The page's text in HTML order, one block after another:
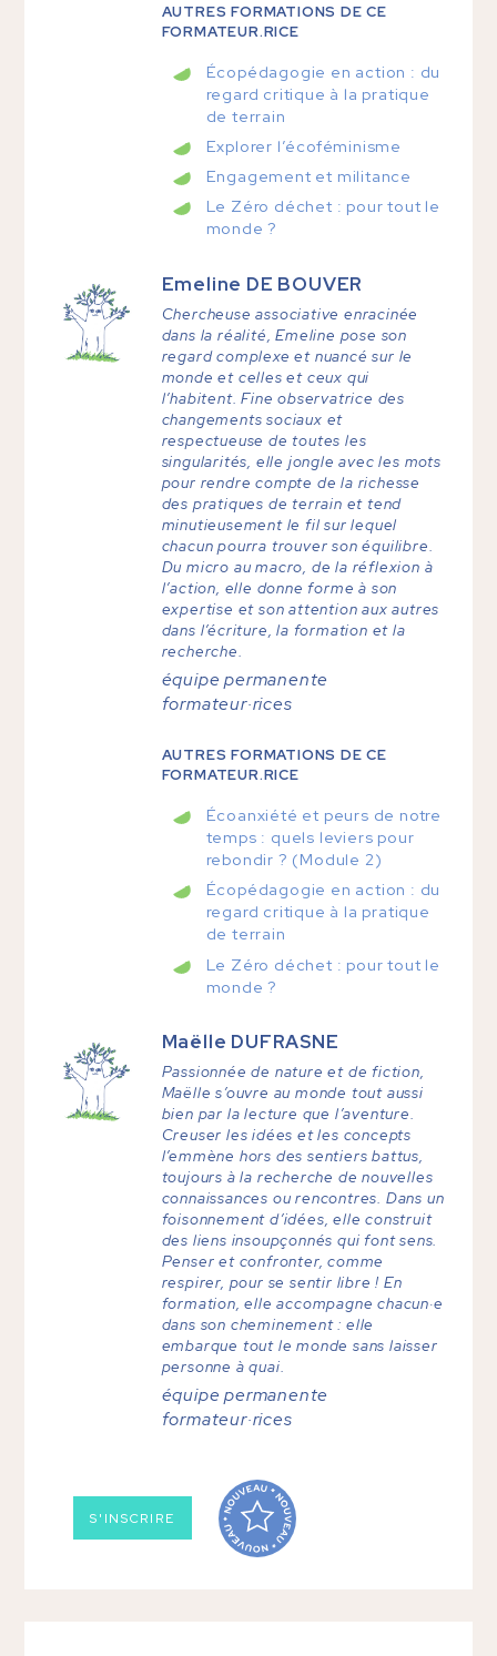
AUTRES FORMATIONS DE CE
FORMATEUR.RICE
Écopédagogie en action : du
regard critique à la pratique
de terrain
Explorer l’écoféminisme
Engagement et militance
Le Zéro déchet : pour tout le
monde ?
Emeline DE BOUVER
Chercheuse associative enracinée
dans la réalité, Emeline pose son
regard complexe et nuancé sur le
monde et celles et ceux qui
l’habitent. Fine observatrice des
changements sociaux et
respectueuse de toutes les
singularités, elle jongle avec les mots
pour rendre compte de la richesse
des pratiques de terrain et tend
minutieusement le fil sur lequel
chacun pourra trouver son équilibre.
Du micro au macro, de la réflexion à
l’action, elle donne forme à son
expertise et son attention aux autres
dans l’écriture, la formation et la
recherche.
équipe permanente
formateur·rices
AUTRES FORMATIONS DE CE
FORMATEUR.RICE
Écoanxiété et peurs de notre
temps : quels leviers pour
rebondir ? (Module 2)
Écopédagogie en action : du
regard critique à la pratique
de terrain
Le Zéro déchet : pour tout le
monde ?
Maëlle DUFRASNE
Passionnée de nature et de fiction,
Maëlle s’ouvre au monde tout aussi
bien par la lecture que l’aventure.
Creuser les idées et les concepts
l’emmène hors des sentiers battus,
toujours à la recherche de nouvelles
connaissances ou rencontres. Dans un
foisonnement d’idées, elle construit
des liens insoupçonnés qui font sens.
Penser et confronter, comme
respirer, pour se sentir libre ! En
formation, elle accompagne chacun·e
dans son cheminement : elle
embarque tout le monde sans laisser
personne à quai.
équipe permanente
formateur·rices
S'INSCRIRE